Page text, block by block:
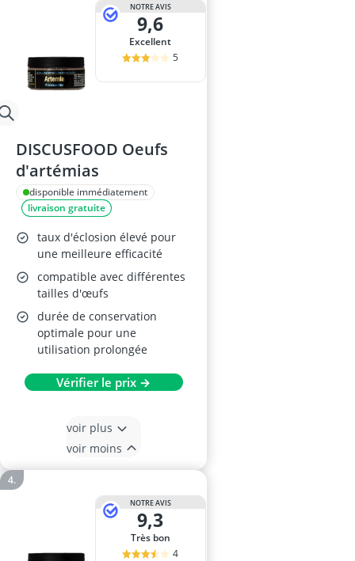
NOTRE AVIS
9,6
Excellent
5
DISCUSFOOD Oeufs
d'artémias
disponible immédiatement
livraison gratuite
taux d'éclosion élevé pour
une meilleure efficacité
compatible avec différentes
tailles d'œufs
durée de conservation
optimale pour une
utilisation prolongée
Vérifier le prix →
voir plus
voir moins
NOTRE AVIS
9,3
Très bon
4